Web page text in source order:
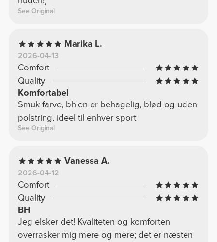
See Original
Marika L.
2026-04-13
Comfort
Quality
Komfortabel
Smuk farve, bh'en er behagelig, blød og uden
polstring, ideel til enhver sport
See Original
Vanessa A.
2026-04-12
Comfort
Quality
BH
Jeg elsker det! Kvaliteten og komforten
overrasker mig mere og mere; det er næsten